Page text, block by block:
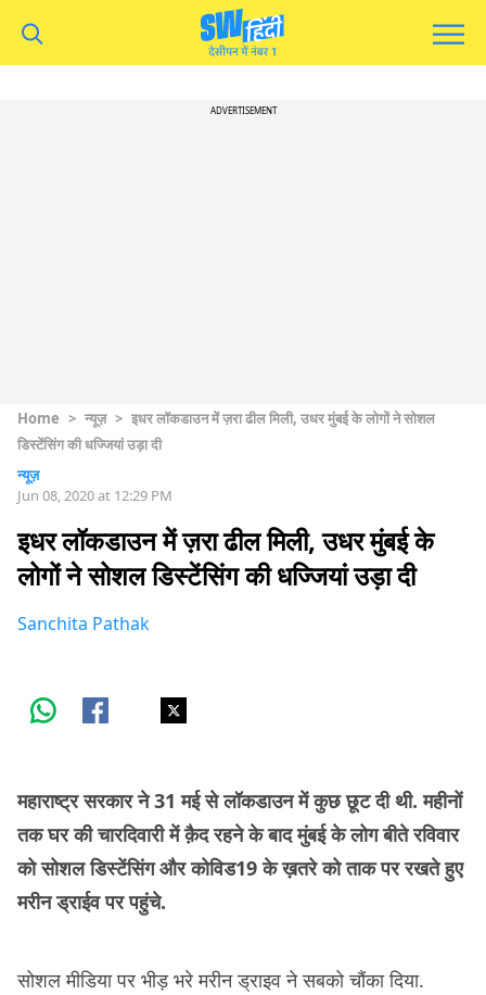
ADVERTISEMENT
Home > न्यूज़ > इधर लॉकडाउन में ज़रा ढील मिली, उधर मुंबई के लोगों ने सोशल
डिस्टेंसिंग की धज्जियां उड़ा दी
न्यूज़
Jun 08, 2020 at 12:29 PM
इधर लॉकडाउन में ज़रा ढील मिली, उधर मुंबई के
लोगों ने सोशल डिस्टेंसिंग की धज्जियां उड़ा दी
Sanchita Pathak
महाराष्ट्र सरकार ने 31 मई से लॉकडाउन में कुछ छूट दी थी. महीनों
तक घर की चारदिवारी में क़ैद रहने के बाद मुंबई के लोग बीते रविवार
को सोशल डिस्टेंसिंग और कोविड19 के ख़तरे को ताक पर रखते हुए
मरीन ड्राईव पर पहुंचे.
सोशल मीडिया पर भीड़ भरे मरीन ड्राइव ने सबको चौंका दिया.